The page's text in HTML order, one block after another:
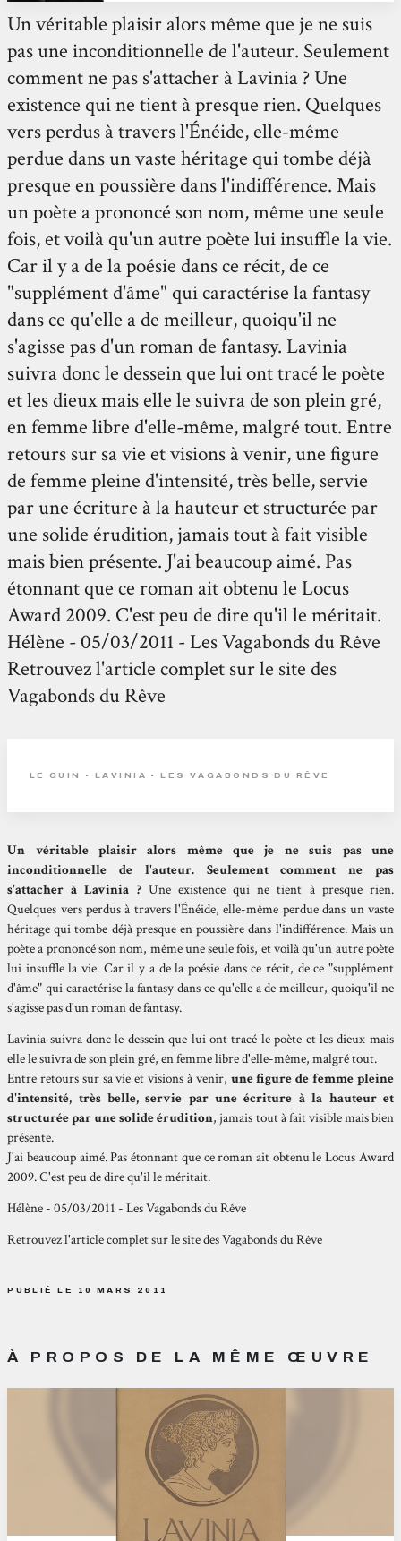
Un véritable plaisir alors même que je ne suis
pas une inconditionnelle de l'auteur. Seulement
comment ne pas s'attacher à Lavinia ? Une
existence qui ne tient à presque rien. Quelques
vers perdus à travers l'Énéide, elle-même
perdue dans un vaste héritage qui tombe déjà
presque en poussière dans l'indifférence. Mais
un poète a prononcé son nom, même une seule
fois, et voilà qu'un autre poète lui insuffle la vie.
Car il y a de la poésie dans ce récit, de ce
"supplément d'âme" qui caractérise la fantasy
dans ce qu'elle a de meilleur, quoiqu'il ne
s'agisse pas d'un roman de fantasy. Lavinia
suivra donc le dessein que lui ont tracé le poète
et les dieux mais elle le suivra de son plein gré,
en femme libre d'elle-même, malgré tout. Entre
retours sur sa vie et visions à venir, une figure
de femme pleine d'intensité, très belle, servie
par une écriture à la hauteur et structurée par
une solide érudition, jamais tout à fait visible
mais bien présente. J'ai beaucoup aimé. Pas
étonnant que ce roman ait obtenu le Locus
Award 2009. C'est peu de dire qu'il le méritait.
Hélène - 05/03/2011 - Les Vagabonds du Rêve
Retrouvez l'article complet sur le site des
Vagabonds du Rêve
LE GUIN - LAVINIA - LES VAGABONDS DU RÊVE
Un véritable plaisir alors même que je ne suis pas une
inconditionnelle de l'auteur. Seulement comment ne pas
s'attacher à Lavinia ?Une existence qui ne tient à presque rien.
Quelques vers perdus à travers l'Énéide, elle-même perdue dans un vaste
héritage qui tombe déjà presque en poussière dans l'indifférence. Mais un
poète a prononcé son nom, même une seule fois, et voilà qu'un autre poète
lui insuffle la vie. Car il y a de la poésie dans ce récit, de ce "supplément
d'âme" qui caractérise la fantasy dans ce qu'elle a de meilleur, quoiqu'il ne
s'agisse pas d'un roman de fantasy.
Lavinia suivra donc le dessein que lui ont tracé le poète et les dieux mais
elle le suivra de son plein gré, en femme libre d'elle-même, malgré tout.
Entre retours sur sa vie et visions à venir, une figure de femme pleine
d'intensité, très belle, servie par une écriture à la hauteur et
structurée par une solide érudition, jamais tout à fait visible mais bien
présente.
J'ai beaucoup aimé. Pas étonnant que ce roman ait obtenu le Locus Award
2009. C'est peu de dire qu'il le méritait.
Hélène - 05/03/2011 - Les Vagabonds du Rêve
Retrouvez l'article complet sur le site des Vagabonds du Rêve
PUBLIÉ LE 10 MARS 2011
À PROPOS DE LA MÊME ŒUVRE